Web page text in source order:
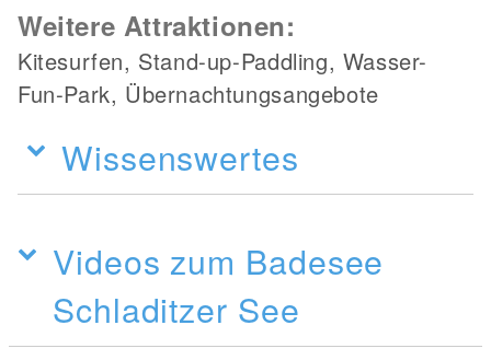
Weitere Attraktionen:
Kitesurfen, Stand-up-Paddling, Wasser-
Fun-Park, Übernachtungsangebote
Wissenswertes
Videos zum Badesee
Schladitzer See